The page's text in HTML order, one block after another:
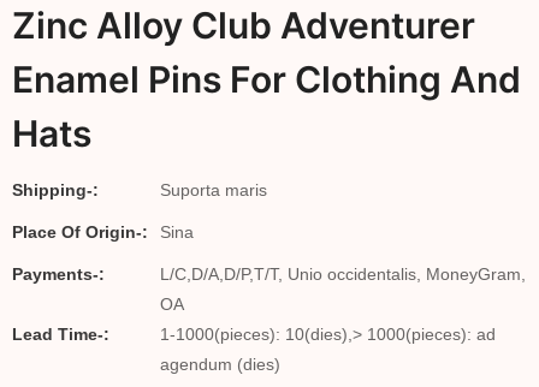
Zinc Alloy Club Adventurer
Enamel Pins For Clothing And
Hats
Shipping-: Suporta maris
Place Of Origin-: Sina
Payments-:
L/C,D/A,D/P,T/T, Unio occidentalis, MoneyGram,
OA
Lead Time-:
1-1000(pieces): 10(dies),> 1000(pieces): ad
agendum (dies)